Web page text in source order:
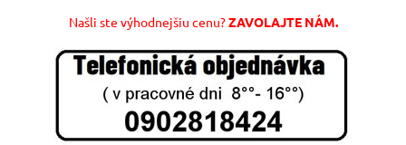
Našli ste výhodnejšiu cenu?ZAVOLAJTE NÁM.